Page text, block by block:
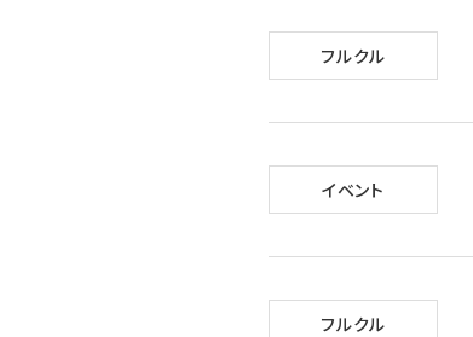
フルクル
イベント
フルクル